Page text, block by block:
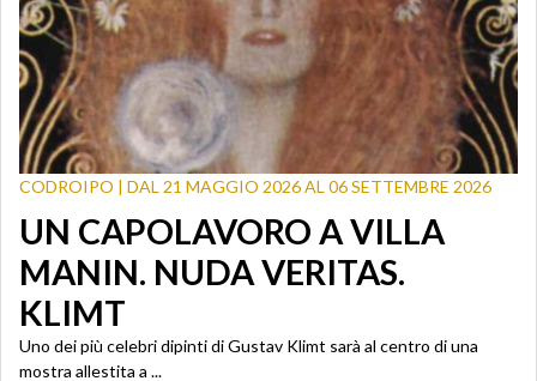
CODROIPO | DAL 21 MAGGIO 2026 AL 06 SETTEMBRE 2026
UN CAPOLAVORO A VILLA
MANIN. NUDA VERITAS.
KLIMT
Uno dei più celebri dipinti di Gustav Klimt sarà al centro di una
mostra allestita a ...